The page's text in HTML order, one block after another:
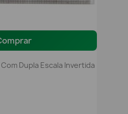
Dupla Escala Invertida